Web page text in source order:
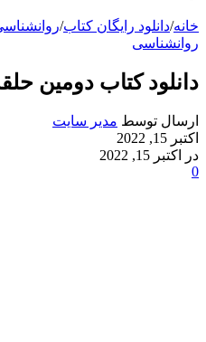
خانه/دانلود رایگان کتاب/
روانشناسی
دانلود کتاب دومین
ارسال توسط مدیر سایت
اکتبر 15, 2022
در اکتبر 15, 2022
0